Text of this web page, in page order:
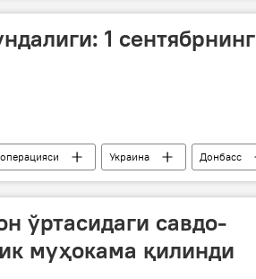
1 сентябрнинг
Украина
Донбасс
Россия Мудофаа вазири
ўртасидаги савдо-
муҳокама қилинди